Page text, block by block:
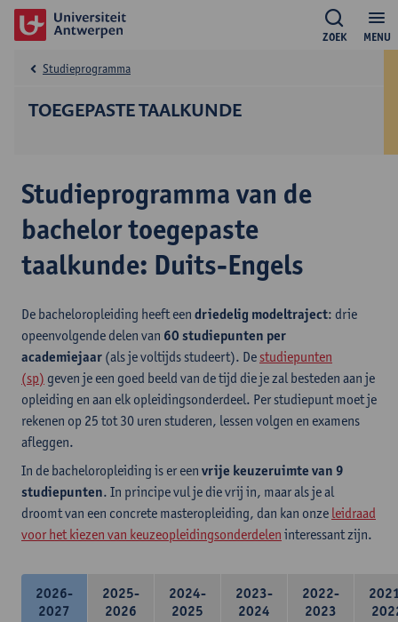
MENU
ZOEK
TOEGEPASTE TAALKUNDE
Studieprogramma
Studieprogramma van de
bachelor toegepaste
taalkunde: Duits-Engels
De bacheloropleiding heeft een driedelig modeltraject: drie
opeenvolgende delen van 60 studiepunten per
academiejaar (als je voltijds studeert). De studiepunten
(sp) geven je een goed beeld van de tijd die je zal besteden aan je
opleiding en aan elk opleidingsonderdeel. Per studiepunt moet je
rekenen op 25 tot 30 uren studeren, lessen volgen en examens
afleggen.
In de bacheloropleiding is er een vrije keuzeruimte van 9
studiepunten. In principe vul je die vrij in, maar als je al
droomt van een concrete masteropleiding, dan kan onze leidraad
voor het kiezen van keuzeopleidingsonderdelen interessant zijn.
2026-
2027
2025-
2026
2024-
2025
2023-
2024
2022-
2023